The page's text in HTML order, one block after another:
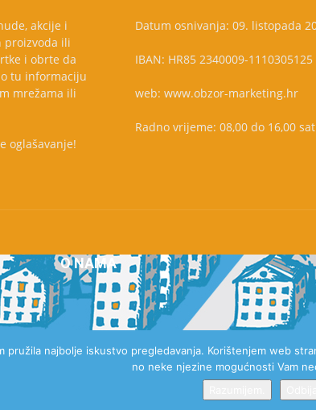
akcije i
proizvoda ili
i obrte da
tu informaciju
mrežama ili
oglašavanje!
Datum osnivanja: 09. listopada
IBAN: HR85 2340009-1110305125
web: www.obzor-marketing.hr
Radno vrijeme: 08,00 do 16,00
O NAMA
pružila najbolje iskustvo pregledavanja. Korištenjem web
no neke njezine mogućnosti Vam